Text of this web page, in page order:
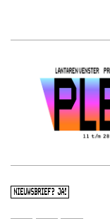
NIEUWSBRIEF? JA!